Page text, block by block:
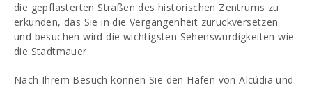
die gepflasterten Straßen des historischen Zentrums zu
erkunden, das Sie in die Vergangenheit zurückversetzen
und besuchen wird die wichtigsten Sehenswürdigkeiten wie
die Stadtmauer.
Nach Ihrem Besuch können Sie den Hafen von Alcúdia und